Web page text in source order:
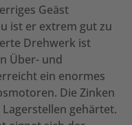
Geäst
ist er extrem gut zu
Drehwerk ist
Über- und
ein enormes
Die Zinken
gehärtet.